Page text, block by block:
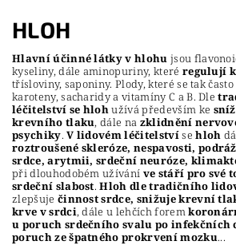
HLOH
Hlavní účinné látky v hlohu jsou
kyseliny, dále aminopuriny, které regulují
třísloviny, saponiny. Plody, které se tak
karoteny, sacharidy a vitamíny C a B. Dle
léčitelství se hlohužívá především ke
krevního tlaku, dále na zklidnění
psychiky.V lidovém léčitelstvísehloh
roztroušené skleróze, nespavosti,
srdce, arytmii, srdeční neuróze,
při dlouhodobém užívání ve stáří pro své
srdeční slabost.Hloh dle tradičního
zlepšuje činnost srdce, snižuje krevní
krve v srdci, dále u lehčích forem
u poruch srdečního svalu po infekčních
poruch ze špatného prokrvení mozku...